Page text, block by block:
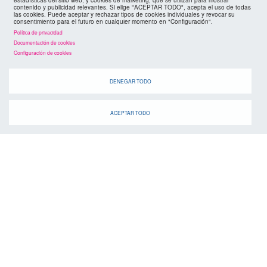
contenido y publicidad relevantes. Si elige "ACEPTAR TODO", acepta el uso de todas
las cookies. Puede aceptar y rechazar tipos de cookies individuales y revocar su
consentimiento para el futuro en cualquier momento en "Configuración".
Política de privacidad
Documentación de cookies
Configuración de cookies
DENEGAR TODO
ACEPTAR TODO
FMC
políticas de privacidad
cookies